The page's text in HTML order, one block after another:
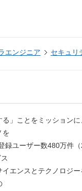
エンジニア セキュリ
」ことをミッションに
を
録ユーザー数480万件
エンスとテクノロジ